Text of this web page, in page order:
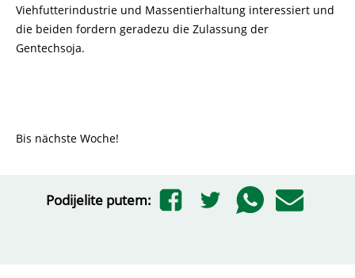
Viehfutterindustrie und Massentierhaltung interessiert und
die beiden fordern geradezu die Zulassung der
Gentechsoja.
Bis nächste Woche!
Podijelite putem: